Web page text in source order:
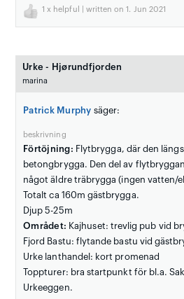
1 x helpful | written on 1. Jun 2021
Urke - Hjørundfjorden
marina
Patrick Murphy säger:
beskrivning
Förtöjning: Flytbrygga, där den
betongbrygga. Den del av
något äldre träbrygga (ingen vatten/
Totalt ca 160m gästbrygga.
Djup 5-25m
Området: Kajhuset: trevlig pub vid
Fjord Bastu: flytande bastu vid
Urke lanthandel: kort promenad
Toppturer: bra startpunkt för bl.a.
Urkeeggen.